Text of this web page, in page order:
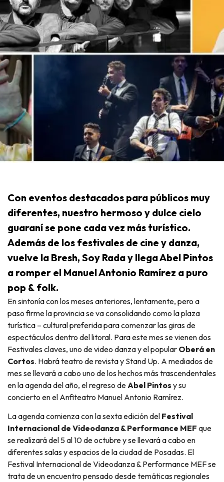
Con eventos destacados para públicos muy
diferentes, nuestro hermoso y dulce cielo
guaraní se pone cada vez más turístico.
Además de los festivales de cine y danza,
vuelve la Bresh, Soy Rada y llega Abel Pintos
a romper el Manuel Antonio Ramírez a puro
pop & folk.
En sintonía con los meses anteriores, lentamente, pero a
paso firme la provincia se va consolidando como la plaza
turística – cultural preferida para comenzar las giras de
espectáculos dentro del litoral. Para este mes se vienen dos
Festivales claves, uno de video danza y el popular Oberá en
Cortos. Habrá teatro de revista y Stand Up. A mediados de
mes se llevará a cabo uno de los hechos más trascendentales
en la agenda del año, el regreso de Abel Pintos y su
concierto en el Anfiteatro Manuel Antonio Ramírez.
La agenda comienza con la sexta edición del Festival
Internacional de Videodanza & Performance MEF que
se realizará del 5 al 10 de octubre y se llevará a cabo en
diferentes salas y espacios de la ciudad de Posadas. El
Festival Internacional de Videodanza & Performance MEF se
trata de un encuentro pensado desde temáticas regionales